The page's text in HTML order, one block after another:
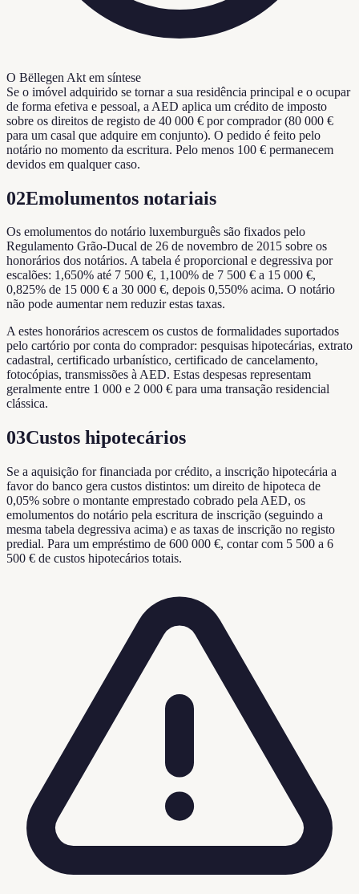
O Bëllegen Akt em síntese
Se o imóvel adquirido se tornar a sua residência principal e o ocupar
de forma efetiva e pessoal, a AED aplica um crédito de imposto
sobre os direitos de registo de 40 000 € por comprador (80 000 €
para um casal que adquire em conjunto). O pedido é feito pelo
notário no momento da escritura. Pelo menos 100 € permanecem
devidos em qualquer caso.
02Emolumentos notariais
Os emolumentos do notário luxemburguês são fixados pelo
Regulamento Grão-Ducal de 26 de novembro de 2015 sobre os
honorários dos notários. A tabela é proporcional e degressiva por
escalões: 1,650% até 7 500 €, 1,100% de 7 500 € a 15 000 €,
0,825% de 15 000 € a 30 000 €, depois 0,550% acima. O notário
não pode aumentar nem reduzir estas taxas.
A estes honorários acrescem os custos de formalidades suportados
pelo cartório por conta do comprador: pesquisas hipotecárias, extrato
cadastral, certificado urbanístico, certificado de cancelamento,
fotocópias, transmissões à AED. Estas despesas representam
geralmente entre 1 000 e 2 000 € para uma transação residencial
clássica.
03Custos hipotecários
Se a aquisição for financiada por crédito, a inscrição hipotecária a
favor do banco gera custos distintos: um direito de hipoteca de
0,05% sobre o montante emprestado cobrado pela AED, os
emolumentos do notário pela escritura de inscrição (seguindo a
mesma tabela degressiva acima) e as taxas de inscrição no registo
predial. Para um empréstimo de 600 000 €, contar com 5 500 a 6
500 € de custos hipotecários totais.